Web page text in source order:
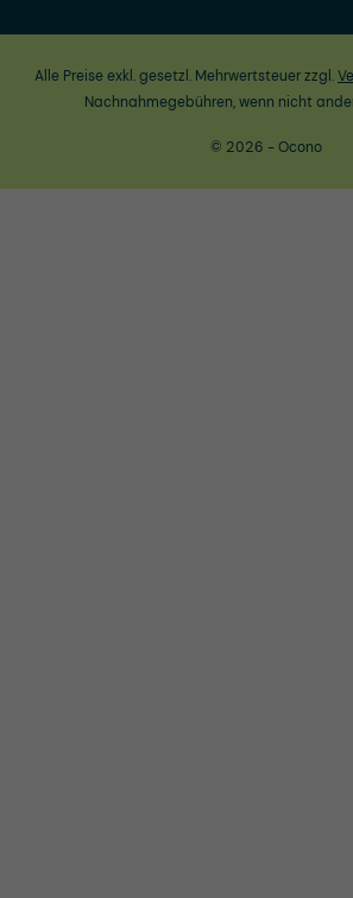
Alle Preise exkl. gesetzl. Mehrwertsteuer zzgl.
Nachnahmegebühren, wenn nicht
© 2026 - Ocono